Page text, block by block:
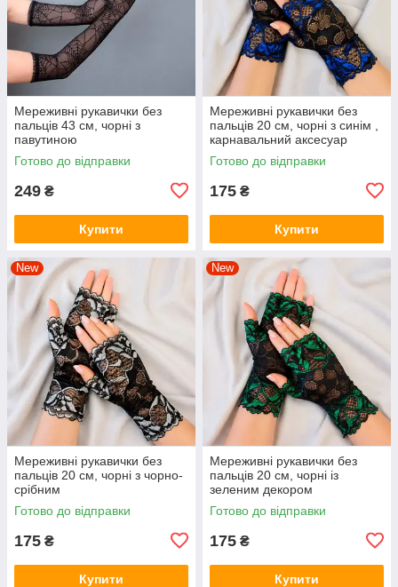
Мереживні рукавички без
пальців 43 см, чорні з
павутиною
Готово до відправки
249 ₴
Купити
Мереживні рукавички без
пальців 20 см, чорні з синім ,
карнавальний аксесуар
Готово до відправки
175 ₴
Купити
New
Мереживні рукавички без
пальців 20 см, чорні з чорно-
срібним
Готово до відправки
175 ₴
Купити
New
Мереживні рукавички без
пальців 20 см, чорні із
зеленим декором
Готово до відправки
175 ₴
Купити